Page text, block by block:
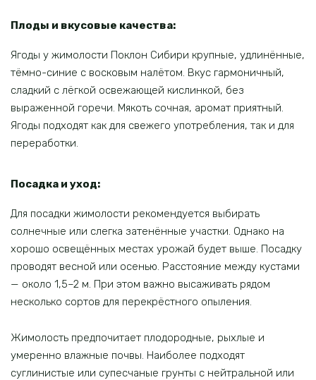
Плоды и вкусовые качества:
Ягоды у жимолости Поклон Сибири крупные, удлинённые,
тёмно-синие с восковым налётом. Вкус гармоничный,
сладкий с лёгкой освежающей кислинкой, без
выраженной горечи. Мякоть сочная, аромат приятный.
Ягоды подходят как для свежего употребления, так и для
переработки.
Посадка и уход:
Для посадки жимолости рекомендуется выбирать
солнечные или слегка затенённые участки. Однако на
хорошо освещённых местах урожай будет выше. Посадку
проводят весной или осенью. Расстояние между кустами
— около 1,5–2 м. При этом важно высаживать рядом
несколько сортов для перекрёстного опыления.
Жимолость предпочитает плодородные, рыхлые и
умеренно влажные почвы. Наиболее подходят
суглинистые или супесчаные грунты с нейтральной или